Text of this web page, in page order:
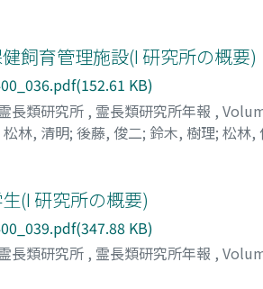
飼育管理施設(I 研究所の概要)
KB)
長類研究所 , 霊長類研究所年報 ,
松林, 清明; 後藤, 俊二; 鈴木, 樹理; 松林,
(I 研究所の概要)
KB)
長類研究所 , 霊長類研究所年報 ,